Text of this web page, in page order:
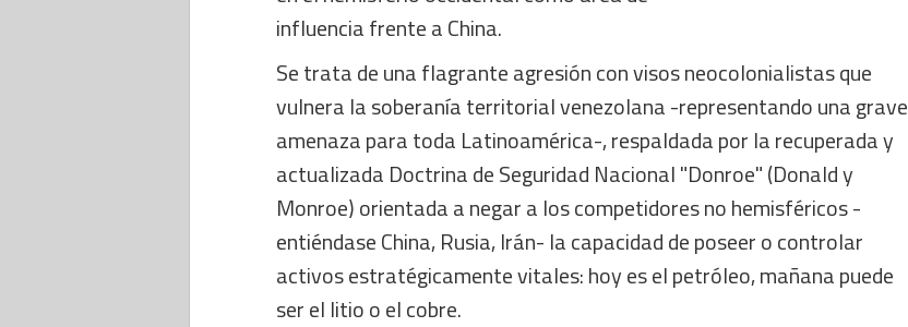
influencia frente a China.
Se trata de una flagrante agresión con visos neocolonialistas que
vulnera la soberanía territorial venezolana -representando una grave
amenaza para toda Latinoamérica-, respaldada por la recuperada y
actualizada Doctrina de Seguridad Nacional "Donroe" (Donald y
Monroe) orientada a negar a los competidores no hemisféricos -
entiéndase China, Rusia, Irán- la capacidad de poseer o controlar
activos estratégicamente vitales: hoy es el petróleo, mañana puede
ser el litio o el cobre.